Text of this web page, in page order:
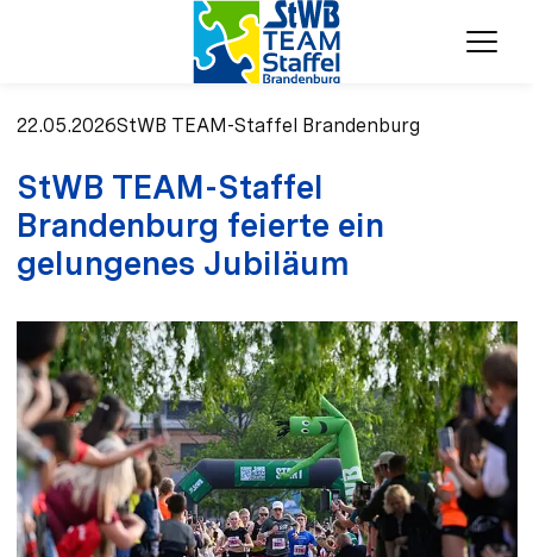
22.05.2026StWB TEAM-Staffel Brandenburg
StWB TEAM-Staffel
Brandenburg feierte ein
gelungenes Jubiläum